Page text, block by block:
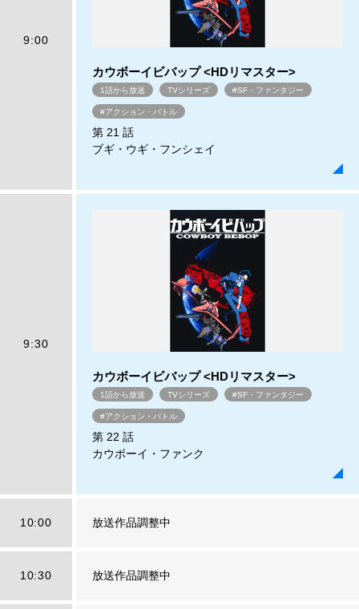
9:00
カウボーイビバップ <HDリマスター>
1話から放送 TVシリーズ #SF・ファンタジー
#アクション・バトル
第 21 話
ブギ・ウギ・フンシェイ
9:30
カウボーイビバップ <HDリマスター>
1話から放送 TVシリーズ #SF・ファンタジー
#アクション・バトル
第 22 話
カウボーイ・ファンク
10:00 放送作品調整中
10:30 放送作品調整中